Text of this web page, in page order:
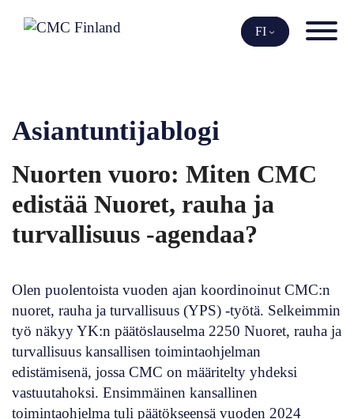
sisältöön
FI
Asiantuntijablogi
Nuorten vuoro: Miten CMC
edistää Nuoret, rauha ja
turvallisuus -agendaa?
Olen puolentoista vuoden ajan koordinoinut CMC:n
nuoret, rauha ja turvallisuus (YPS) -työtä. Selkeimmin
työ näkyy YK:n päätöslauselma 2250 Nuoret, rauha ja
turvallisuus kansallisen toimintaohjelman
edistämisenä, jossa CMC on määritelty yhdeksi
vastuutahoksi. Ensimmäinen kansallinen
toimintaohjelma tuli päätökseensä vuoden 2024